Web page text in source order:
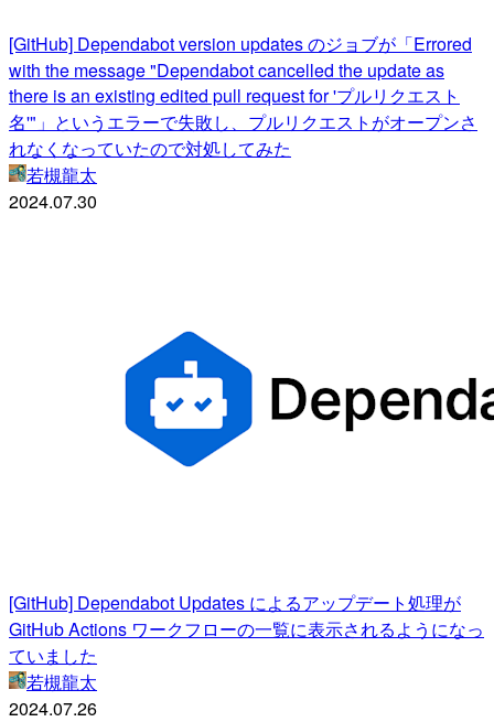
[GitHub] Dependabot version updates のジョブが「Errored
with the message "Dependabot cancelled the update as
there is an existing edited pull request for 'プルリクエスト
名'"」というエラーで失敗し、プルリクエストがオープンさ
れなくなっていたので対処してみた
若槻龍太
2024.07.30
[GitHub] Dependabot Updates によるアップデート処理が
GitHub Actions ワークフローの一覧に表示されるようになっ
ていました
若槻龍太
2024.07.26